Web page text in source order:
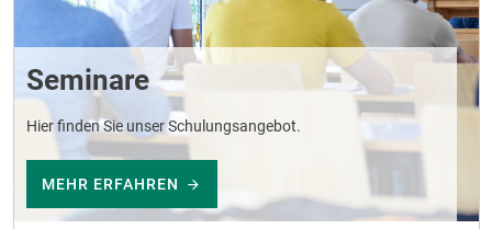
Seminare
Hier finden Sie unser Schulungsangebot.
MEHR ERFAHREN